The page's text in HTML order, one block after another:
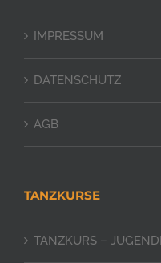
IMPRESSUM
DATENSCHUTZ
AGB
TANZKURSE
TANZKURS –